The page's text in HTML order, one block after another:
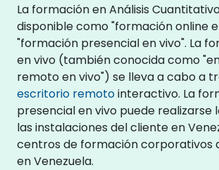
La formación en Análisis
disponible como "formación online
"formación presencial en vivo". La
en vivo (también conocida como
remoto en vivo") se lleva a cabo a
escritorio remotointeractivo. La
presencial en vivo puede realizarse
las instalaciones del cliente en
centros de formación corporativos
en Venezuela.